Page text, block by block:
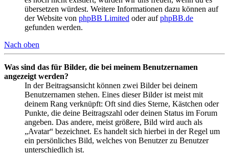
übersetzen würdest. Weitere Informationen dazu können auf
der Website von phpBB Limited oder aufphpBB.de
gefunden werden.
Nach oben
Was sind das für Bilder, die bei meinem Benutzernamen
angezeigt werden?
In der Beitragsansicht können zwei Bilder bei deinem
Benutzernamen stehen. Eines dieser Bilder ist meist mit
deinem Rang verknüpft: Oft sind dies Sterne, Kästchen oder
Punkte, die deine Beitragszahl oder deinen Status im Forum
angeben. Das andere, meist größere, Bild wird auch als
„Avatar“ bezeichnet. Es handelt sich hierbei in der Regel um
ein persönliches Bild, welches von Benutzer zu Benutzer
unterschiedlich ist.